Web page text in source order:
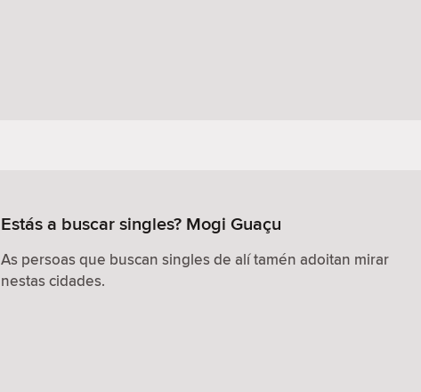
Estás a buscar singles? Mogi Guaçu
As persoas que buscan singles de alí tamén adoitan mirar
nestas cidades.